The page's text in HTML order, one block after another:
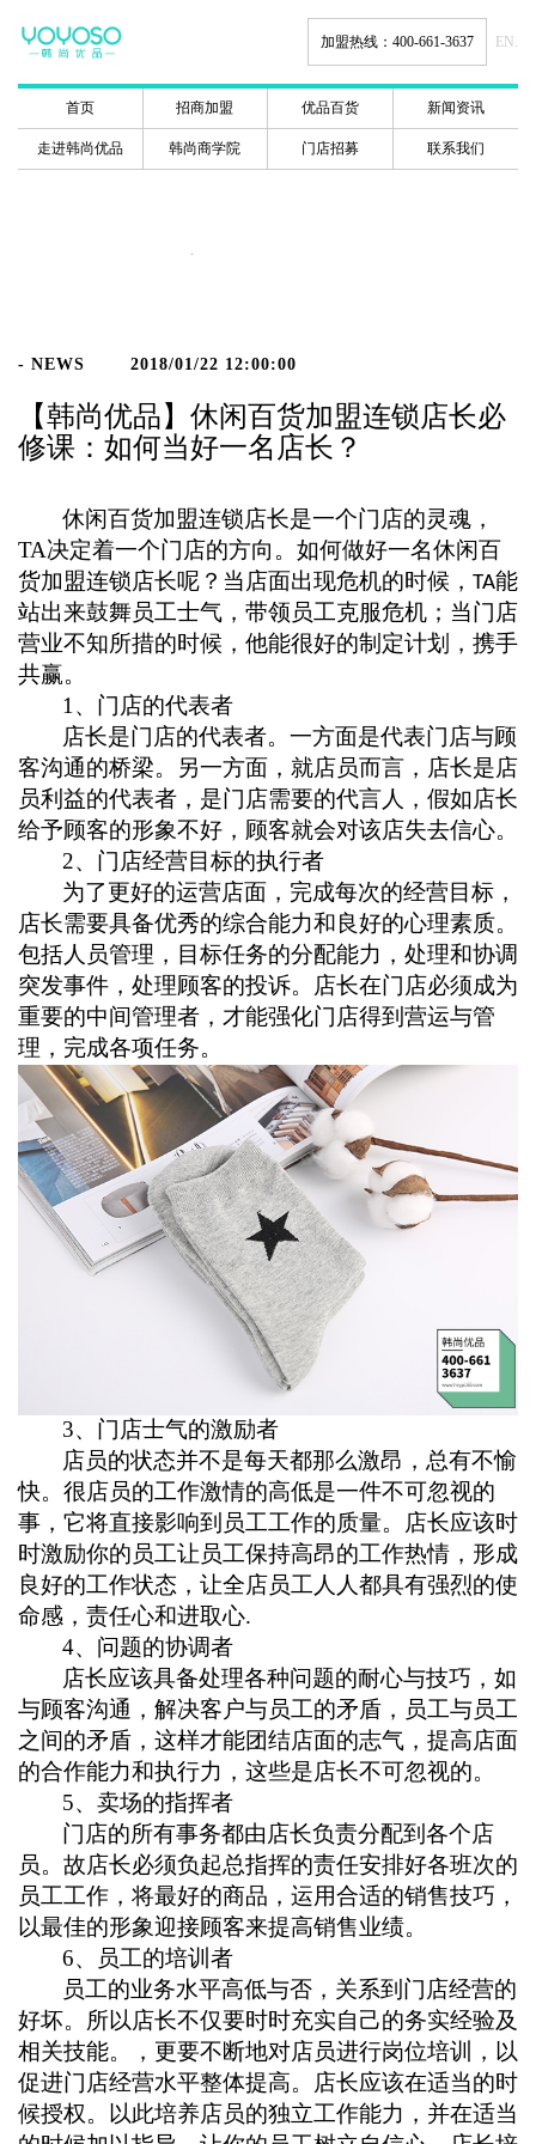
加盟热线：400-661-3637 EN.
首页 招商加盟 优品百货 新闻资讯
走进韩尚优品 韩尚商学院 门店招募 联系我们
- NEWS 2018/01/22 12:00:00
【韩尚优品】休闲百货加盟连锁店长必
修课：如何当好一名店长？
休闲百货加盟连锁店长是一个门店的灵魂，
TA决定着一个门店的方向。如何做好一名休闲百
货加盟连锁店长呢？当店面出现危机的时候， TA能
站出来鼓舞员工士气，带领员工克服危机；当门店
营业不知所措的时候，他能很好的制定计划，携手
共赢。
1 、门店的代表者
店长是门店的代表者。一方面是代表门店与顾
客沟通的桥梁。另一方面，就店员而言，店长是店
员利益的代表者，是门店需要的代言人，假如店长
给予顾客的形象不好，顾客就会对该店失去信心。
2、门店经营目标的执行者
为了更好的运营店面，完成每次的经营目标，
店长需要具备优秀的综合能力和良好的心理素质。
包括人员管理，目标任务的分配能力，处理和协调
突发事件，处理顾客的投诉。店长在门店必须成为
重要的中间管理者，才能强化门店得到营运与管
理，完成各项任务。
3、门店士气的激励者
店员的状态并不是每天都那么激昂，总有不愉
快。很店员的工作激情的高低是一件不可忽视的
事，它将直接影响到员工工作的质量。店长应该时
时激励你的员工让员工保持高昂的工作热情，形成
良好的工作状态，让全店员工人人都具有强烈的使
命感，责任心和进取心.
4、问题的协调者
店长应该具备处理各种问题的耐心与技巧，如
与顾客沟通，解决客户与员工的矛盾，员工与员工
之间的矛盾，这样才能团结店面的志气，提高店面
的合作能力和执行力，这些是店长不可忽视的。
5、卖场的指挥者
门店的所有事务都由店长负责分配到各个店
员。故店长必须负起总指挥的责任安排好各班次的
员工工作，将最好的商品，运用合适的销售技巧，
以最佳的形象迎接顾客来提高销售业绩。
6、员工的培训者
员工的业务水平高低与否，关系到门店经营的
好坏。所以店长不仅要时时充实自己的务实经验及
相关技能。，更要不断地对店员进行岗位培训，以
促进门店经营水平整体提高。店长应该在适当的时
候授权。以此培养店员的独立工作能力，并在适当